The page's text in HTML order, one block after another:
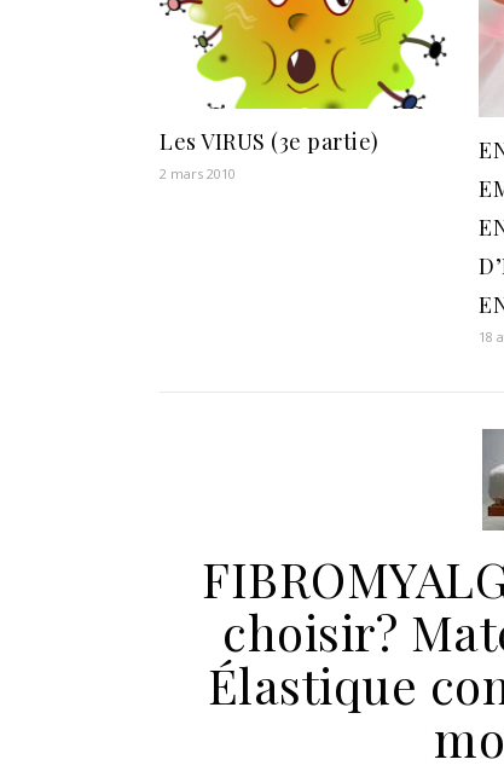
Les VIRUS (3e partie)
2 mars 2010
18
choisir?
Élastique